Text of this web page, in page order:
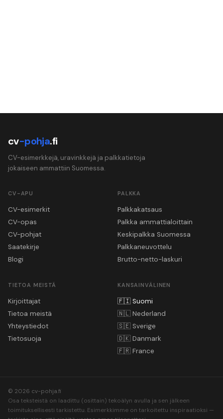
cv-pohja.fi
CV-esimerkkejä, uravinkkejä ja palkkatietoja
jokaiseen ammattiin Suomessa.
CV-APU
CV-esimerkit
CV-opas
CV-pohjat
Saatekirje
Blogi
PALKKA
Palkkakatsaus
Palkka ammattialoittain
Keskipalkka Suomessa
Palkkaneuvottelu
Brutto-netto-laskuri
TIETOA MEISTÄ
Kirjoittajat
Tietoa meistä
Yhteystiedot
Tietosuoja
KANSAINVÄLINEN
🇫🇮 Suomi
🇳🇱 Nederland
🇸🇪 Sverige
🇩🇰 Danmark
🇫🇷 France
© 2026 cv-pohja.fi
Osa teksteistä on laadittu (osittain) tekoälyn avulla ja sen jälkeen
toimituksellisesti tarkistettu. Esimerkkimme on tarkoitettu inspiraatioksi —